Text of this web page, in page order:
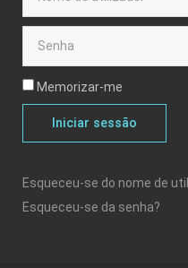
Memorizar-me
Iniciar sessão
Esqueceu-se do nome de
Esqueceu-se da senha?